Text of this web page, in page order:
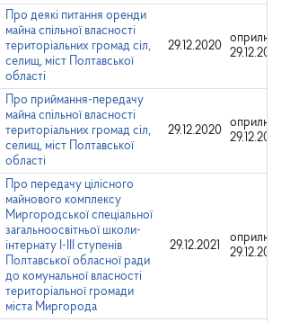
Про деякі питання оренди
майна спільної власності
територіальних громад сіл,
селищ, міст Полтавської
області
29.12.2020
Про приймання-передачу
майна спільної власності
територіальних громад сіл,
селищ, міст Полтавської
області
29.12.2020
Про передачу цілісного
майнового комплексу
Миргородської спеціальної
загальноосвітньої школи-
інтернату I-III ступенів
Полтавської обласної ради
до комунальної власності
територіальної громади
міста Миргорода
29.12.2021